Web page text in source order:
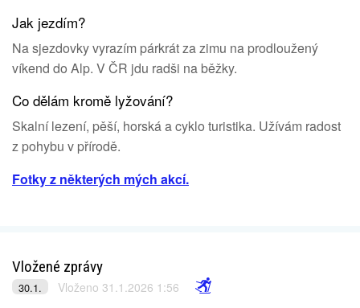
Jak jezdím?
Na sjezdovky vyrazím párkrát za zimu na prodloužený
víkend do Alp. V ČR jdu radši na běžky.
Co dělám kromě lyžování?
Skalní lezení, pěší, horská a cyklo turistika. Užívám radost
z pohybu v přírodě.
Fotky z některých mých akcí.
Vložené zprávy
30.1. Vloženo 31.1.2026 1:56